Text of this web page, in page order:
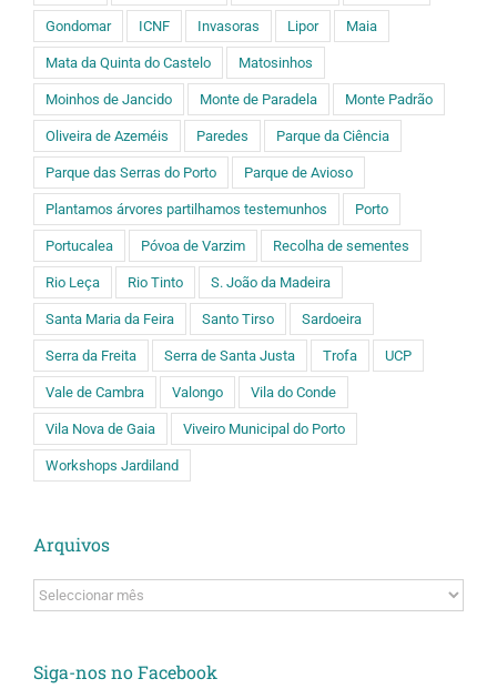
Gondomar ICNF Invasoras Lipor Maia
Mata da Quinta do Castelo Matosinhos
Moinhos de Jancido Monte de Paradela Monte Padrão
Oliveira de Azeméis Paredes Parque da Ciência
Parque das Serras do Porto Parque de Avioso
Plantamos árvores partilhamos testemunhos Porto
Portucalea Póvoa de Varzim Recolha de sementes
Rio Leça Rio Tinto S. João da Madeira
Santa Maria da Feira Santo Tirso Sardoeira
Serra da Freita Serra de Santa Justa Trofa UCP
Vale de Cambra Valongo Vila do Conde
Vila Nova de Gaia Viveiro Municipal do Porto
Workshops Jardiland
Arquivos
Arquivos
Siga-nos no Facebook